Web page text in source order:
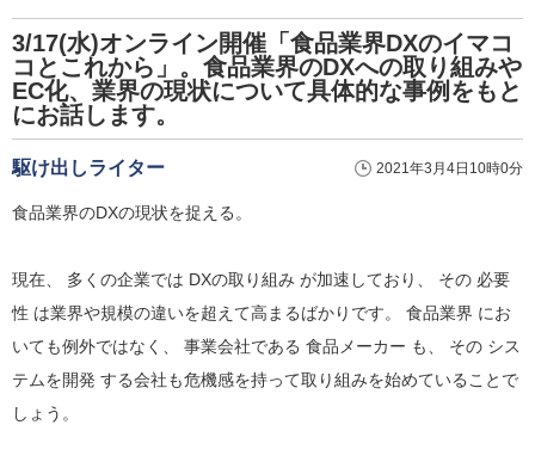
3/17(水)オンライン開催「食品業界DXのイマコ
コとこれから」。食品業界のDXへの取り組みや
EC化、業界の現状について具体的な事例をもと
にお話します。
駆け出しライター 2021年3月4日10時0分
食品業界のDXの現状を捉える。
現在、 多くの企業では DXの取り組み が加速しており、 その 必要
性 は業界や規模の違いを超えて高まるばかりです。 食品業界 にお
いても例外ではなく、 事業会社である 食品メーカー も、 その シス
テムを開発 する会社も危機感を持って取り組みを始めていることで
しょう。